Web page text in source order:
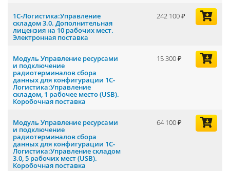
1С-Логистика:Управление
складом 3.0. Дополнительная
лицензия на 10 рабочих мест.
Электронная поставка
242 100
Модуль Управление ресурсами
и подключение
радиотерминалов сбора
данных для конфигурации 1С-
Логистика:Управление
складом, 1 рабочее место (USB).
Коробочная поставка
15 300
Модуль Управление ресурсами
и подключение
радиотерминалов сбора
данных для конфигурации 1С-
Логистика:Управление складом
3.0, 5 рабочих мест (USB).
Коробочная поставка
64 100